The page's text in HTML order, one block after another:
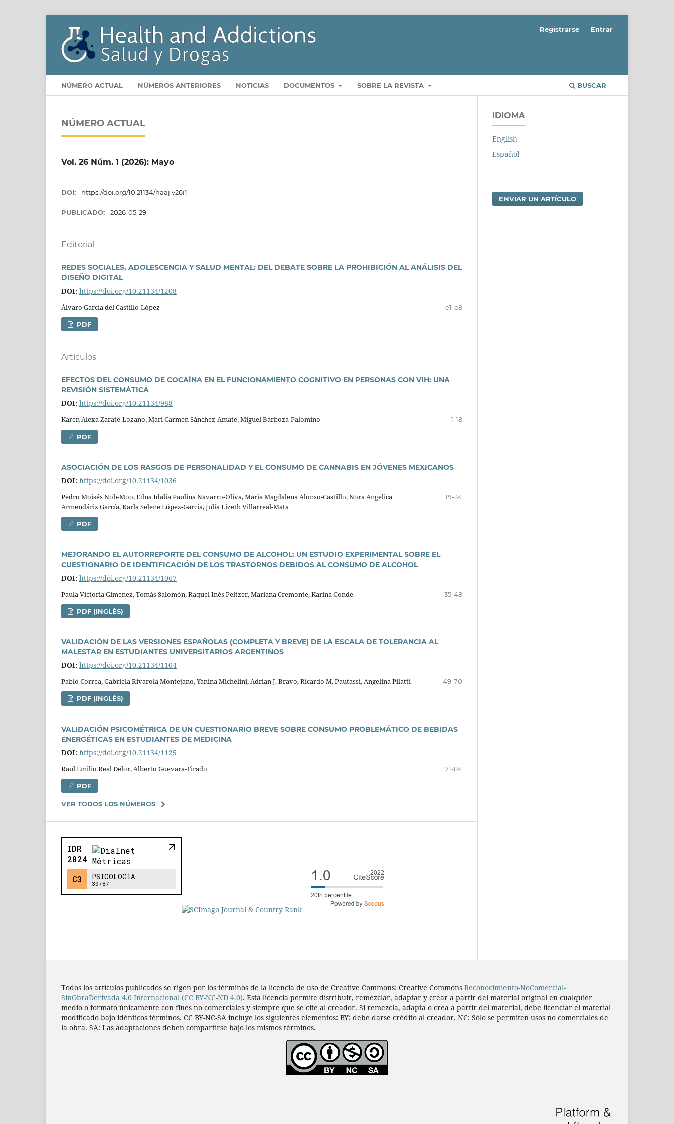
NÚMERO ACTUAL NÚMEROS ANTERIORES NOTICIAS DOCUMENTOS SOBRE LA REVISTA BUSCAR
Registrarse Entrar
NÚMERO ACTUAL
Vol. 26 Núm. 1 (2026): Mayo
DOI: https://doi.org/10.21134/haaj.v26i1
PUBLICADO: 2026-05-29
Editorial
REDES SOCIALES, ADOLESCENCIA Y SALUD MENTAL: DEL DEBATE SOBRE LA PROHIBICIÓN AL ANÁLISIS DEL
DISEÑO DIGITAL
DOI: https://doi.org/10.21134/1208
Álvaro Garcí­a del Castillo-López e1-e8
PDF
Artí­culos
EFECTOS DEL CONSUMO DE COCAÍNA EN EL FUNCIONAMIENTO COGNITIVO EN PERSONAS CON VIH: UNA
REVISIÓN SISTEMÁTICA
DOI: https://doi.org/10.21134/988
Karen Alexa Zarate-Lozano, Mari Carmen Sánchez-Amate, Miguel Barboza-Palomino 1-18
PDF
ASOCIACIÓN DE LOS RASGOS DE PERSONALIDAD Y EL CONSUMO DE CANNABIS EN JÓVENES MEXICANOS
DOI: https://doi.org/10.21134/1036
Pedro Moisés Noh-Moo, Edna Idalia Paulina Navarro-Oliva, Marí­a Magdalena Alonso-Castillo, Nora Angelica
Armendáriz Garcí­a, Karla Selene López-Garcí­a, Julia Lizeth Villarreal-Mata
19-34
PDF
MEJORANDO EL AUTORREPORTE DEL CONSUMO DE ALCOHOL: UN ESTUDIO EXPERIMENTAL SOBRE EL
CUESTIONARIO DE IDENTIFICACIÓN DE LOS TRASTORNOS DEBIDOS AL CONSUMO DE ALCOHOL
DOI: https://doi.org/10.21134/1067
Paula Victoria Gimenez, Tomás Salomón, Raquel Inés Peltzer, Mariana Cremonte, Karina Conde 35-48
PDF (INGLÉS)
VALIDACIÓN DE LAS VERSIONES ESPAÑOLAS (COMPLETA Y BREVE) DE LA ESCALA DE TOLERANCIA AL
MALESTAR EN ESTUDIANTES UNIVERSITARIOS ARGENTINOS
DOI: https://doi.org/10.21134/1104
Pablo Correa, Gabriela Rivarola Montejano, Yanina Michelini, Adrian J. Bravo, Ricardo M. Pautassi, Angelina Pilatti 49-70
PDF (INGLÉS)
VALIDACIÓN PSICOMÉTRICA DE UN CUESTIONARIO BREVE SOBRE CONSUMO PROBLEMÁTICO DE BEBIDAS
ENERGÉTICAS EN ESTUDIANTES DE MEDICINA
DOI: https://doi.org/10.21134/1125
Raul Emilio Real Delor, Alberto Guevara-Tirado 71-84
PDF
VER TODOS LOS NÚMEROS
IDIOMA
English
Español
ENVIAR UN ARTÍCULO
Todos los artí­culos publicados se rigen por los términos de la licencia de uso de Creative Commons: Creative Commons Reconocimiento-NoComercial-
SinObraDerivada 4.0 Internacional (CC BY-NC-ND 4.0). Esta licencia permite distribuir, remezclar, adaptar y crear a partir del material original en cualquier
medio o formato únicamente con fines no comerciales y siempre que se cite al creador. Si remezcla, adapta o crea a partir del material, debe licenciar el material
modificado bajo idénticos términos. CC BY-NC-SA incluye los siguientes elementos: BY: debe darse crédito al creador. NC: Sólo se permiten usos no comerciales de
la obra. SA: Las adaptaciones deben compartirse bajo los mismos términos.